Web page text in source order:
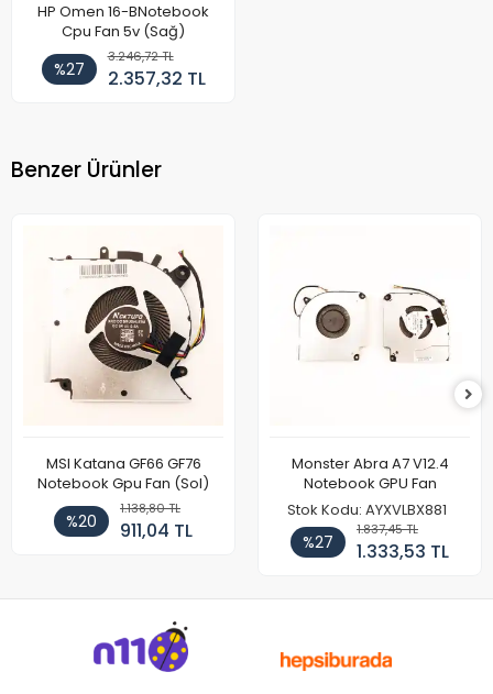
HP Omen 16-BNotebook
Cpu Fan 5v (Sağ)
%27
3.246,72 TL
2.357,32 TL
Benzer Ürünler
MSI Katana GF66 GF76
Notebook Gpu Fan (Sol)
%20
1.138,80 TL
911,04 TL
Monster Abra A7 V12.4
Notebook GPU Fan
Stok Kodu: AYXVLBX881
%27
1.837,45 TL
1.333,53 TL